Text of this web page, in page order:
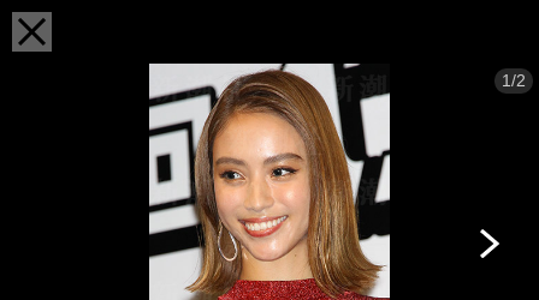
1/2